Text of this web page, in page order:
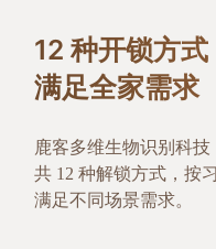
12 种开锁方式
满足全家需求
鹿客多维生物识别科技
共 12 种解锁方式，按
满足不同场景需求。